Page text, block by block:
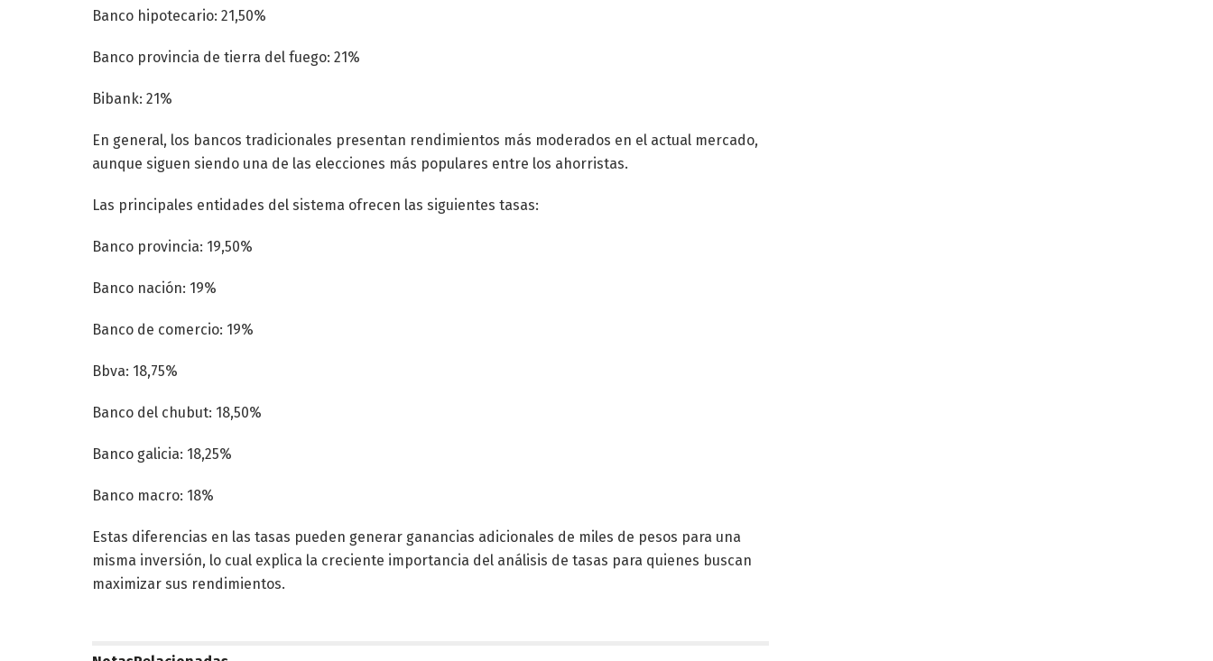
Banco hipotecario: 21,50%
Banco provincia de tierra del fuego: 21%
Bibank: 21%
En general, los bancos tradicionales presentan rendimientos más moderados en el actual mercado,
aunque siguen siendo una de las elecciones más populares entre los ahorristas.
Las principales entidades del sistema ofrecen las siguientes tasas:
Banco provincia: 19,50%
Banco nación: 19%
Banco de comercio: 19%
Bbva: 18,75%
Banco del chubut: 18,50%
Banco galicia: 18,25%
Banco macro: 18%
Estas diferencias en las tasas pueden generar ganancias adicionales de miles de pesos para una
misma inversión, lo cual explica la creciente importancia del análisis de tasas para quienes buscan
maximizar sus rendimientos.